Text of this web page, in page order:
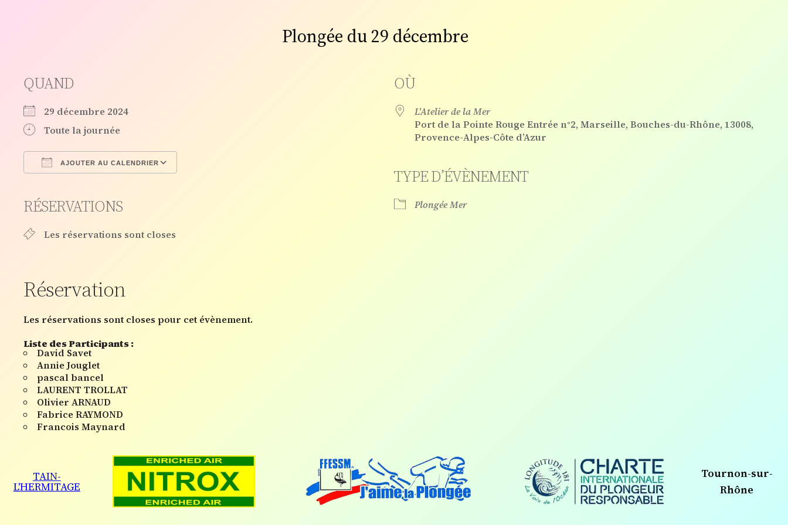
Plongée du 29 décembre
QUAND
29 décembre 2024
Toute la journée
AJOUTER AU CALENDRIER
Office 365
RÉSERVATIONS
Les réservations sont closes
OÙ
L'Atelier de la Mer
Port de la Pointe Rouge Entrée n°2, Marseille, Bouches-du-Rhône, 13008,
Provence-Alpes-Côte d’Azur
TYPE D’ÉVÈNEMENT
Plongée Mer
Réservation
Les réservations sont closes pour cet évènement.
Liste des Participants :
David Savet
Annie Jouglet
pascal bancel
LAURENT TROLLAT
Olivier ARNAUD
Fabrice RAYMOND
Francois Maynard
TAIN-
L'HERMITAGE
Tournon-sur-
Rhône